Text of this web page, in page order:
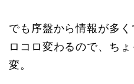
でも序盤から情報が多
ロコロ変わるので、ち
変。